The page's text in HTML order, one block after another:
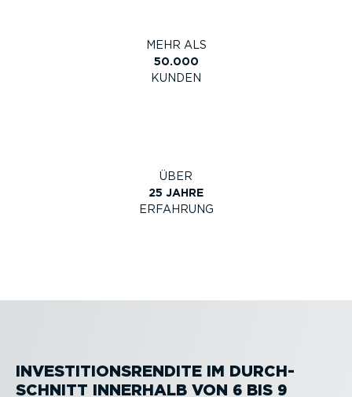
MEHR ALS
50.000
KUNDEN
ÜBER
25 JAHRE
ERFAHRUNG
INVES­TI­TI­ONS­RENDITE IM DURCH­
SCHNITT INNERHALB VON 6 BIS 9